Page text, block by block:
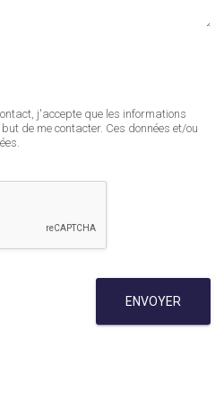
j'accepte que les informations
de me contacter. Ces données et/ou
ENVOYER